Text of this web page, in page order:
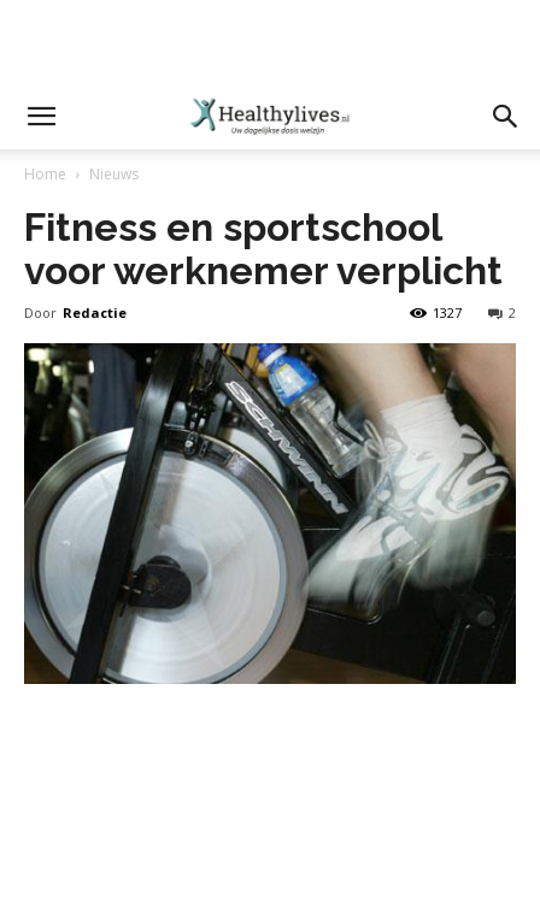
Home Nieuws
Fitness en sportschool
voor werknemer verplicht
Door Redactie 2
1327